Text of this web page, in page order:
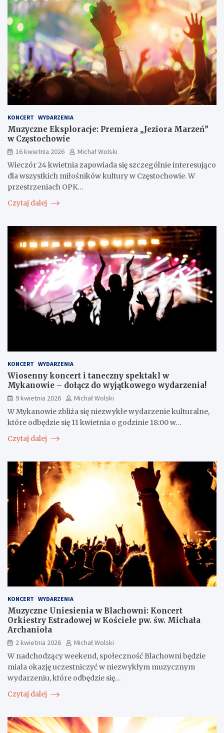
KONCERT WYDARZENIA
Muzyczne Eksploracje: Premiera „Jeziora Marzeń”
w Częstochowie
16 kwietnia 2026
Michał Wolski
Wieczór 24 kwietnia zapowiada się szczególnie interesująco
dla wszystkich miłośników kultury w Częstochowie. W
przestrzeniach OPK…
Czytaj dalej
KONCERT WYDARZENIA
Wiosenny koncert i taneczny spektakl w
Mykanowie – dołącz do wyjątkowego wydarzenia!
9 kwietnia 2026
Michał Wolski
W Mykanowie zbliża się niezwykłe wydarzenie kulturalne,
które odbędzie się 11 kwietnia o godzinie 18:00 w…
Czytaj dalej
KONCERT WYDARZENIA
Muzyczne Uniesienia w Blachowni: Koncert
Orkiestry Estradowej w Kościele pw. św. Michała
Archanioła
2 kwietnia 2026
Michał Wolski
W nadchodzący weekend, społeczność Blachowni będzie
miała okazję uczestniczyć w niezwykłym muzycznym
wydarzeniu, które odbędzie się…
Czytaj dalej